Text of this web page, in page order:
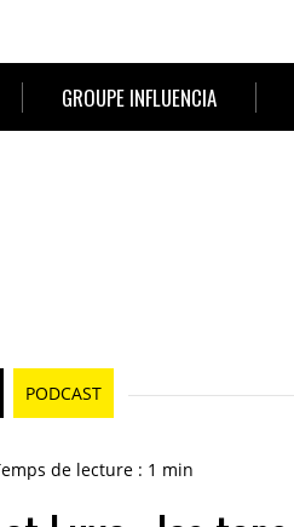
GROUPE INFLUENCIA
PODCAST
de lecture : 1 min